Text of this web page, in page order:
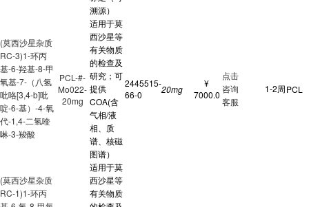
溯源）
(莫西沙星杂质
RC-3)1-环丙
基-6-羟基-8-甲
氧基-7-（八氢
吡咯[3,4-b]吡
啶-6-基）-4-氧
代-1,4-二氢喹
啉-3-羧酸
PCL-#-
Mo022-
20mg
适用于莫
西沙星等
有关物质
的检查及
研究；可
提供
COA(含
气相/液
相、质
谱、核磁
图谱）
2445515-
66-0
20mg
¥
7000.0
点击
咨询
客服
1-2周PCL
(莫西沙星杂质
RC-1)1-环丙
适用于莫
西沙星等
有关物质